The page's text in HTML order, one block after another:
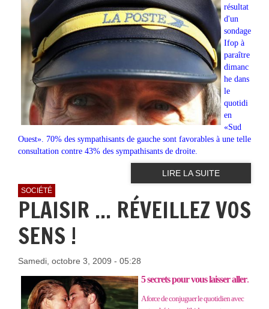
résultat
d'un
sondage
Ifop à
paraître
dimanc
he dans
le
quotidi
en
«Sud
Ouest». 70% des sympathisants de gauche sont favorables à une telle
consultation contre 43% des sympathisants de droite.
LIRE LA SUITE
SOCIÉTÉ
PLAISIR ... RÉVEILLEZ VOS
SENS !
Samedi, octobre 3, 2009 - 05:28
5 secrets pour vous laisser aller.
A force de conjuguer le quotidien avec